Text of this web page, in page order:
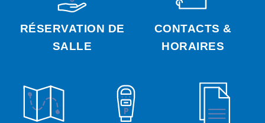
RÉSERVATION DE
SALLE
CONTACTS &
HORAIRES